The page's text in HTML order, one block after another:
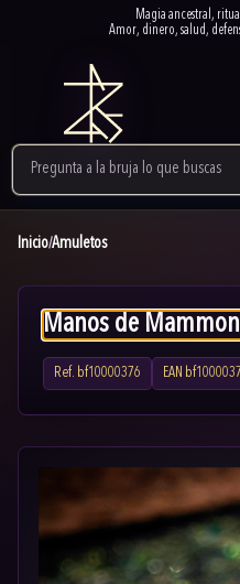
Magia ancestral,
Amor, dinero, salud,
Inicio/Amuletos
Manos de Mammon
Ref. bf10000376 EAN